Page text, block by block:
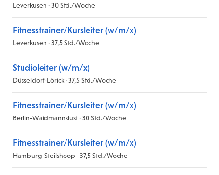
Leverkusen · 30 Std./Woche
Fitnesstrainer/Kursleiter (w/m/x)
Leverkusen · 37,5 Std./Woche
Studioleiter (w/m/x)
Düsseldorf-Lörick · 37,5 Std./Woche
Fitnesstrainer/Kursleiter (w/m/x)
Berlin-Waidmannslust · 30 Std./Woche
Fitnesstrainer/Kursleiter (w/m/x)
Hamburg-Steilshoop · 37,5 Std./Woche